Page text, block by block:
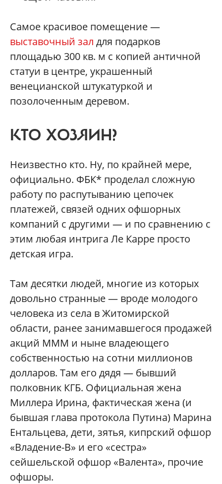
Самое красивое помещение —
выставочный зал для подарков
площадью 300 кв. м с копией античной
статуи в центре, украшенный
венецианской штукатуркой и
позолоченным деревом.
КТО ХОЗЯИН?
Неизвестно кто. Ну, по крайней мере,
официально. ФБК* проделал сложную
работу по распутыванию цепочек
платежей, связей одних офшорных
компаний с другими — и по сравнению с
этим любая интрига Ле Карре просто
детская игра.
Там десятки людей, многие из которых
довольно странные — вроде молодого
человека из села в Житомирской
области, ранее занимавшегося продажей
акций МММ и ныне владеющего
собственностью на сотни миллионов
долларов. Там его дядя — бывший
полковник КГБ. Официальная жена
Миллера Ирина, фактическая жена (и
бывшая глава протокола Путина) Марина
Ентальцева, дети, зятья, кипрский офшор
«Владение-В» и его «сестра»
сейшельской офшор «Валента», прочие
офшоры.